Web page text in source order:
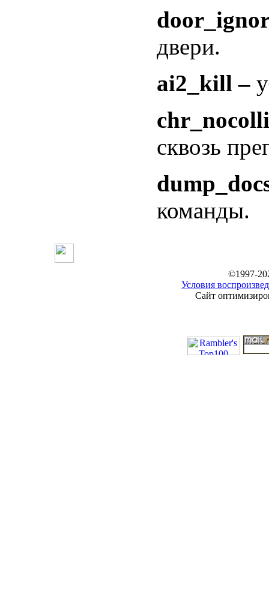
двери.
ai2_kill –
сквозь
команды.
©1997-
Условия
Сайт